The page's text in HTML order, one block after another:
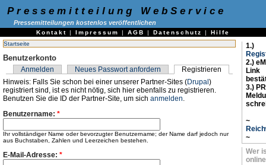
Pressemitteilung WebService
Pressemitteilungen kostenlos veröffentlichen
Kontakt | Impressum | AGB | Datenschutz | Hilfe
Startseite
Benutzerkonto
Anmelden Neues Passwort anfordern
Registrieren
Hinweis: Falls Sie schon bei einer unserer Partner-Sites (Drupal)
registriert sind, ist es nicht nötig, sich hier ebenfalls zu registrieren.
Benutzen Sie die ID der Partner-Site, um sich anmelden
Benutzername: *
Ihr vollständiger Name oder bevorzugter Benutzername; der Name darf jedoch nur
aus Buchstaben, Zahlen und Leerzeichen bestehen.
E-Mail-Adresse: *
1.)
2.)
Link
3.)
~
~
Wer
online